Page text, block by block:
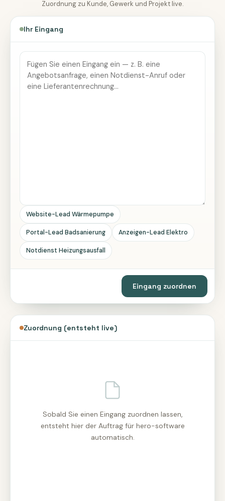
Zuordnung zu Kunde, Gewerk und Projekt live.
Ihr Eingang
Website-Lead Wärmepumpe
Portal-Lead Badsanierung Anzeigen-Lead Elektro
Notdienst Heizungsausfall
Eingang zuordnen
Zuordnung (entsteht live)
Sobald Sie einen Eingang zuordnen lassen,
entsteht hier der Auftrag für hero-software
automatisch.